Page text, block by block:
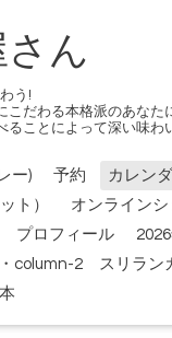
ん
う!
だわる本格派のあなた
ことによって深い味わ
ー) 予約 カレン
ト） オンライン
プロフィール
・column-2 スリラン